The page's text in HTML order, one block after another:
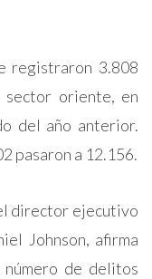
registraron 3.808
sector oriente, en
del año anterior.
pasaron a 12.156.
director ejecutivo
Johnson, afirma
de delitos